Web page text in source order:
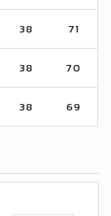
38 71
38 70
38 69